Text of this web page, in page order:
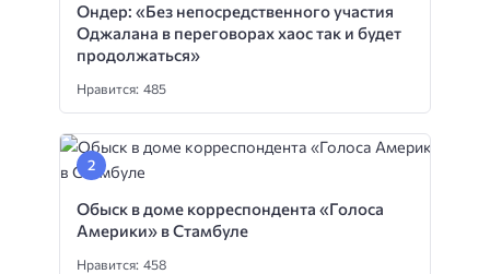
Ондер: «Без непосредственного участия
Оджалана в переговорах хаос так и будет
продолжаться»
Нравится: 485
Обыск в доме корреспондента «Голоса
Америки» в Стамбуле
Нравится: 458